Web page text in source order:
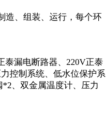
造、组装、运行，每个环
泰漏电断路器、220V正泰
控制系统、低水位保护系
、双金属温度计、压力